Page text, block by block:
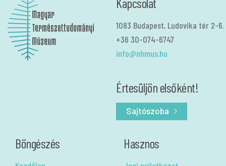
Böngészés Hasznos
1083 Budapest, Ludovika tér 2-6.
+36 30-074-6747
info@nhmus.hu
Értesüljön elsőként!
Sajtószoba